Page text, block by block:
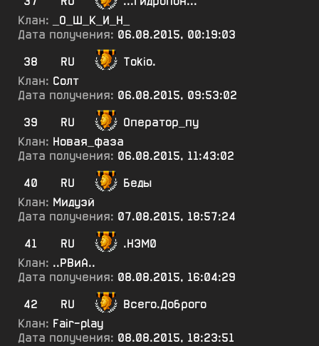
Клан:
_О_Ш_К_И_Н_
Дата получения: 06.08.2015, 00:19:03
38
RU
Tokio.
Клан: Солт
Дата получения: 06.08.2015, 09:53:02
39
RU
Оператор_пу
Клан: Новая_фаза
Дата получения: 06.08.2015, 11:43:02
40
RU
Беды
Клан: Мидуэй
Дата получения: 07.08.2015, 18:57:24
41
RU
.НЭМ0
Клан: ..РВиА..
Дата получения: 08.08.2015, 16:04:29
42
RU
Всего.Доброго
Клан: Fair-play
Дата получения: 08.08.2015, 18:23:51